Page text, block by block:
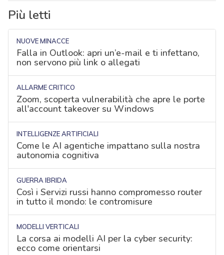
Più letti
NUOVE MINACCE
Falla in Outlook: apri un’e-mail e ti infettano,
non servono più link o allegati
ALLARME CRITICO
Zoom, scoperta vulnerabilità che apre le porte
all'account takeover su Windows
INTELLIGENZE ARTIFICIALI
Come le AI agentiche impattano sulla nostra
autonomia cognitiva
GUERRA IBRIDA
Così i Servizi russi hanno compromesso router
in tutto il mondo: le contromisure
MODELLI VERTICALI
La corsa ai modelli AI per la cyber security:
ecco come orientarsi